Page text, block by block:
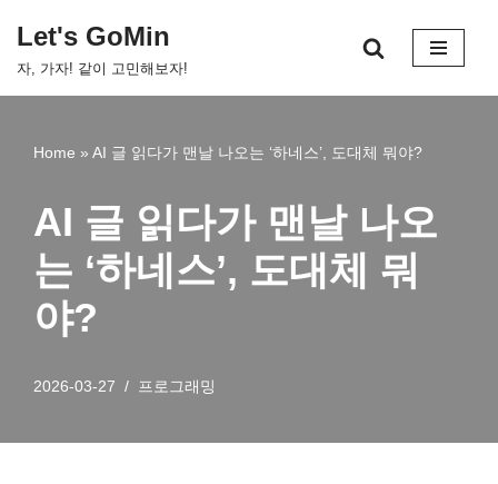
콘
Let's GoMin
자, 가자! 같이 고민해보자!
Home » AI 글 읽다가 맨날 나오는 ‘하네스’, 도대체 뭐야?
AI 글 읽다가 맨날 나오
는 ‘하네스’, 도대체 뭐
야?
2026-03-27 프로그래밍